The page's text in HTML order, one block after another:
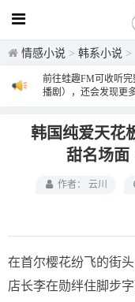
情感小说 > 韩系小说 >
前往蛙趣FM可收听
播剧），还会发现更
韩国纯爱天花
甜名场面
作者： 云川
在首尔樱花纷飞的街
店长李在勋绊住脚步